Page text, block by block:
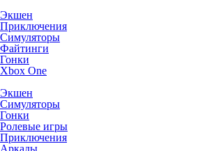
Экшен
Приключения
Симуляторы
Файтинги
Гонки
Xbox One
Экшен
Симуляторы
Гонки
Ролевые игры
Приключения
Аркады